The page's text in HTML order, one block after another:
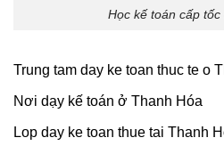
Học kế toán cấp
Trung tam day ke toan thuc te o
Nơi dạy kế toán ở Thanh Hóa
Lop day ke toan thue tai Thanh